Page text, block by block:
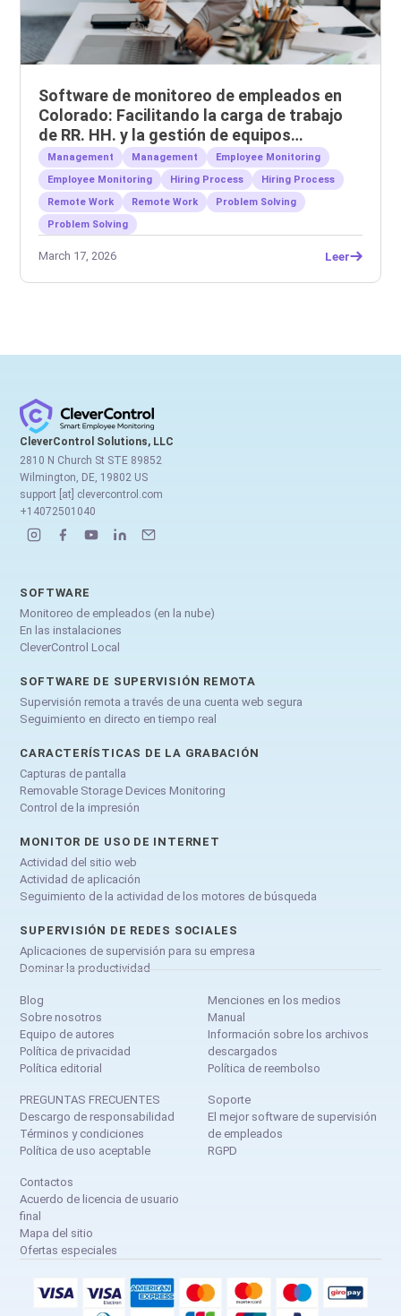
Software de monitoreo de empleados en
Colorado: Facilitando la carga de trabajo
de RR. HH. y la gestión de equipos
remotos.
Management Management
Employee Monitoring
Employee Monitoring
Hiring Process
Hiring Process
Remote Work
Remote Work
Problem Solving
Problem Solving
March 17, 2026 Leer
CleverControl Solutions, LLC
2810 N Church St STE 89852
Wilmington, DE, 19802 US
support [at] clevercontrol.com
+14072501040
SOFTWARE
Monitoreo de empleados (en la nube)
En las instalaciones
CleverControl Local
SOFTWARE DE SUPERVISIÓN REMOTA
Supervisión remota a través de una cuenta web segura
Seguimiento en directo en tiempo real
CARACTERÍSTICAS DE LA GRABACIÓN
Capturas de pantalla
Removable Storage Devices Monitoring
Control de la impresión
MONITOR DE USO DE INTERNET
Actividad del sitio web
Actividad de aplicación
Seguimiento de la actividad de los motores de búsqueda
SUPERVISIÓN DE REDES SOCIALES
Aplicaciones de supervisión para su empresa
Dominar la productividad
Blog
Sobre nosotros
Equipo de autores
Política de privacidad
Política editorial
Menciones en los medios
Manual
Información sobre los archivos
descargados
Política de reembolso
PREGUNTAS FRECUENTES
Descargo de responsabilidad
Términos y condiciones
Política de uso aceptable
Soporte
El mejor software de supervisión
de empleados
RGPD
Contactos
Acuerdo de licencia de usuario
final
Mapa del sitio
Ofertas especiales